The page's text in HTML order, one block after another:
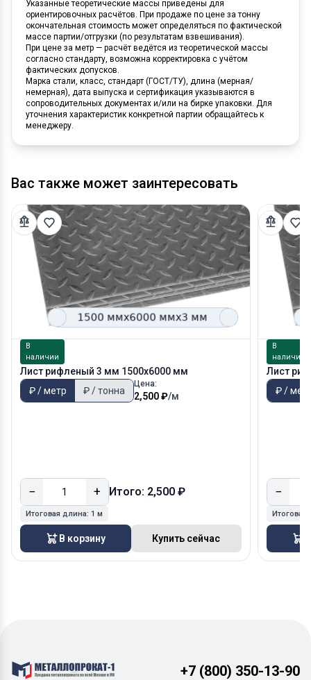
Указанные теоретические массы приведены для
ориентировочных расчётов. При продаже по цене за тонну
окончательная стоимость может определяться по фактической
массе партии/отгрузки (по результатам взвешивания).
При цене за метр — расчёт ведётся из теоретической массы
согласно стандарту, возможна корректировка с учётом
фактических допусков.
Марка стали, класс, стандарт (ГОСТ/ТУ), длина (мерная/
немерная), дата выпуска и сертификация указываются в
сопроводительных документах и/или на бирке упаковки. Для
уточнения характеристик конкретной партии обращайтесь к
менеджеру.
Вас также может заинтересовать
В
наличии
Лист рифленый 3 мм 1500х6000 мм
₽ / метр
₽ / тонна
Цена:
2,500 ₽/м
− + Итого: 2,500 ₽
Итоговая длина: 1 м
В корзину Купить сейчас
В
наличии
Лист
₽ /
−
+7 (800) 350-13-90